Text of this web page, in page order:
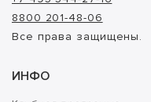
8800 201-48-06
Все права защищены.
ИНФО